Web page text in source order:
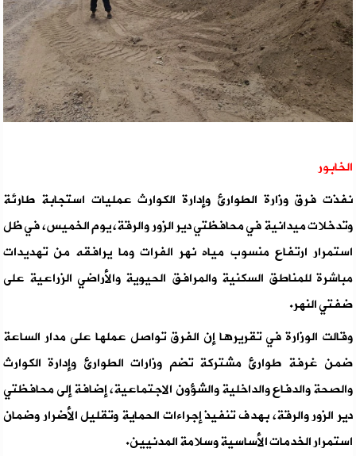
الخابور
نفذت فرق وزارة الطوارئ وإدارة الكوارث عمليات استجابة طارئة
وتدخلات ميدانية في محافظتي دير الزور والرقة، يوم الخميس، في ظل
استمرار ارتفاع منسوب مياه نهر الفرات وما يرافقه من تهديدات
مباشرة للمناطق السكنية والمرافق الحيوية والأراضي الزراعية على
ضفتي النهر.
وقالت الوزارة في تقريرها إن الفرق تواصل عملها على مدار الساعة
ضمن غرفة طوارئ مشتركة تضم وزارات الطوارئ وإدارة الكوارث
والصحة والدفاع والداخلية والشؤون الاجتماعية، إضافة إلى محافظتي
دير الزور والرقة، بهدف تنفيذ إجراءات الحماية وتقليل الأضرار وضمان
استمرار الخدمات الأساسية وسلامة المدنيين.